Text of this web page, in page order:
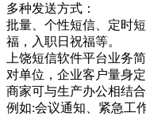
多种发送方式：
批量、个性短信、定时
福，入职日祝福等。
上饶短信软件平台业务
对单位，企业客户量身
商家可与生产办公相结
例如:会议通知、紧急工